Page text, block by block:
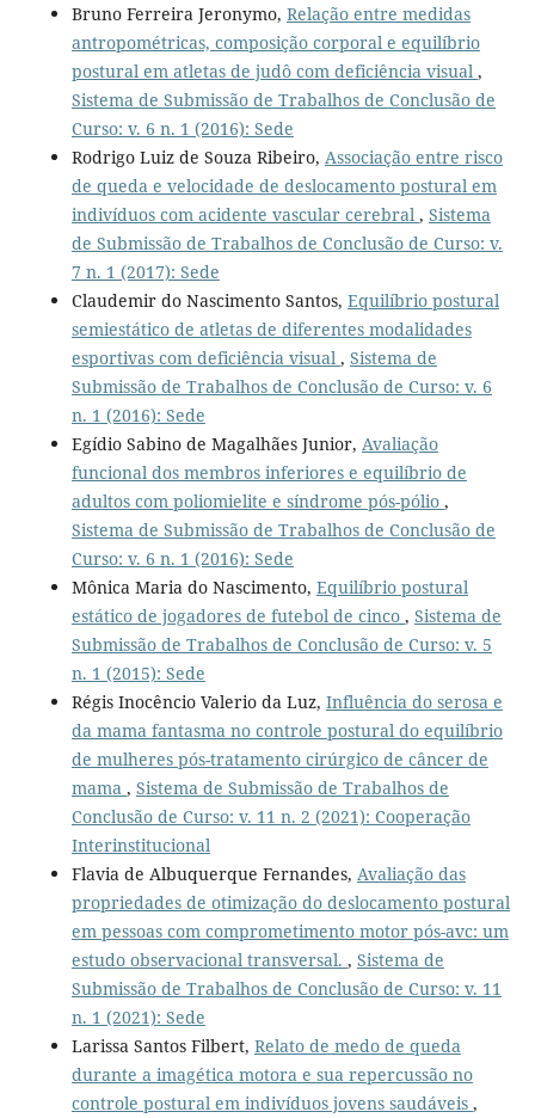
Bruno Ferreira Jeronymo, Relação entre medidas
antropométricas, composição corporal e equilíbrio
postural em atletas de judô com deficiência visual ,
Sistema de Submissão de Trabalhos de Conclusão de
Curso: v. 6 n. 1 (2016): Sede
Rodrigo Luiz de Souza Ribeiro, Associação entre risco
de queda e velocidade de deslocamento postural em
indivíduos com acidente vascular cerebral , Sistema
de Submissão de Trabalhos de Conclusão de Curso: v.
7 n. 1 (2017): Sede
Claudemir do Nascimento Santos, Equilíbrio postural
semiestático de atletas de diferentes modalidades
esportivas com deficiência visual , Sistema de
Submissão de Trabalhos de Conclusão de Curso: v. 6
n. 1 (2016): Sede
Egídio Sabino de Magalhães Junior, Avaliação
funcional dos membros inferiores e equilíbrio de
adultos com poliomielite e síndrome pós-pólio ,
Sistema de Submissão de Trabalhos de Conclusão de
Curso: v. 6 n. 1 (2016): Sede
Mônica Maria do Nascimento, Equilíbrio postural
estático de jogadores de futebol de cinco , Sistema de
Submissão de Trabalhos de Conclusão de Curso: v. 5
n. 1 (2015): Sede
Régis Inocêncio Valerio da Luz, Influência do serosa e
da mama fantasma no controle postural do equilíbrio
de mulheres pós-tratamento cirúrgico de câncer de
mama , Sistema de Submissão de Trabalhos de
Conclusão de Curso: v. 11 n. 2 (2021): Cooperação
Interinstitucional
Flavia de Albuquerque Fernandes, Avaliação das
propriedades de otimização do deslocamento postural
em pessoas com comprometimento motor pós-avc: um
estudo observacional transversal. , Sistema de
Submissão de Trabalhos de Conclusão de Curso: v. 11
n. 1 (2021): Sede
Larissa Santos Filbert, Relato de medo de queda
durante a imagética motora e sua repercussão no
controle postural em indivíduos jovens saudáveis ,